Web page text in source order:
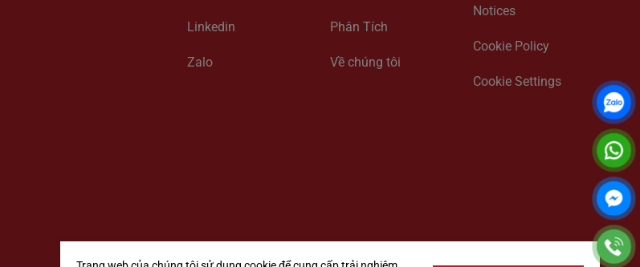
Linkedin
Zalo
Phân Tích
Về chúng tôi
Notices
Cookie Policy
Cookie Settings